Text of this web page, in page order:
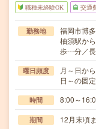
職種未経験OK 交通
勤務地
福岡市博
柚須駅か
歩---分／
曜日頻度
月～日か
日～の固
時間 8:00～
期間 12月末頃